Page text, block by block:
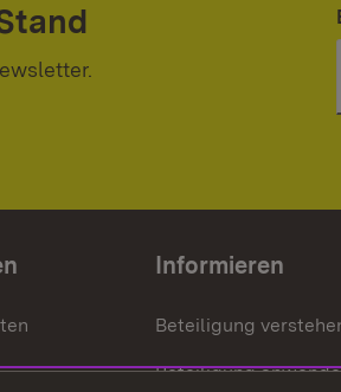
Informieren
Beteiligung
Beteiligung